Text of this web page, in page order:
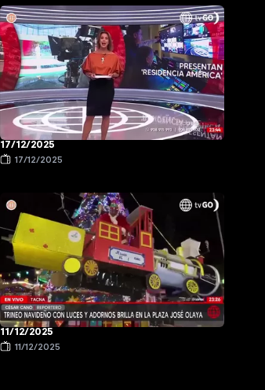
17/12/2025
17/12/2025
11/12/2025
11/12/2025